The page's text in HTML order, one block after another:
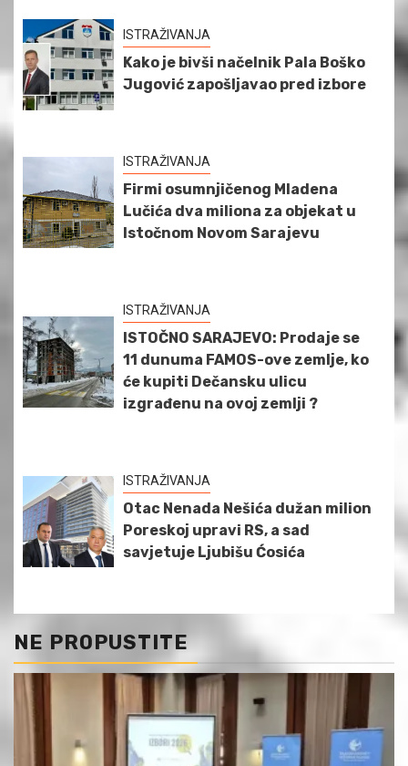
ISTRAŽIVANJA
Kako je bivši načelnik Pala Boško
Jugović zapošljavao pred izbore
ISTRAŽIVANJA
Firmi osumnjičenog Mladena
Lučića dva miliona za objekat u
Istočnom Novom Sarajevu
ISTRAŽIVANJA
ISTOČNO SARAJEVO: Prodaje se
11 dunuma FAMOS-ove zemlje, ko
će kupiti Dečansku ulicu
izgrađenu na ovoj zemlji ?
ISTRAŽIVANJA
Otac Nenada Nešića dužan milion
Poreskoj upravi RS, a sad
savjetuje Ljubišu Ćosića
NE PROPUSTITE